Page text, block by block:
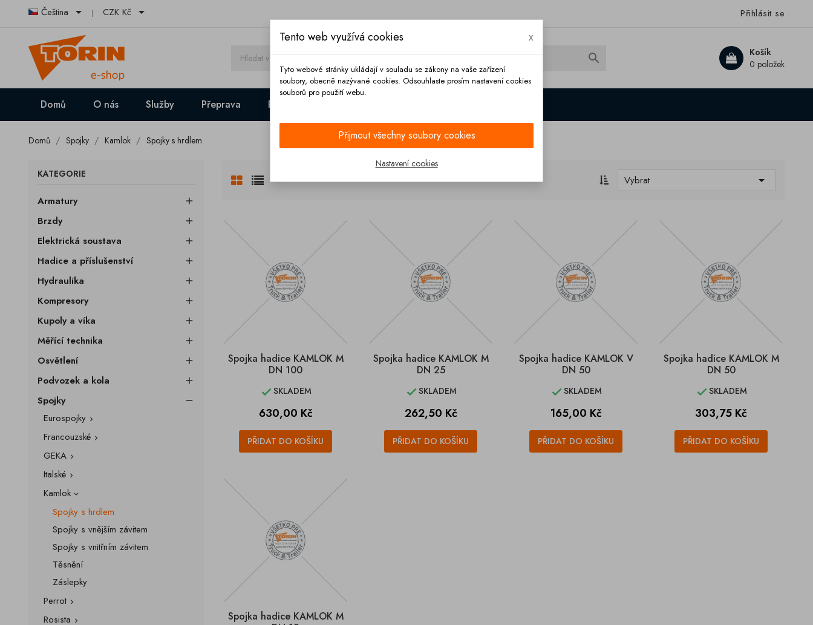
Čeština  CZK Kč  Přihlásit se
Košík
0 položek

Domů O nás Služby Přeprava Platba
Domů Spojky Kamlok Spojky s hrdlem
KATEGORIE
Armatury 
Brzdy 
Elektrická soustava 
Hadice a příslušenství 
Hydraulika 
Kompresory 
Kupoly a víka 
Měřící technika 
Osvětlení 
Podvozek a kola 
Spojky 
Eurospojky 
Francouzské 
GEKA 
Italské 
Kamlok 
Spojky s hrdlem
Spojky s vnějším závitem
Spojky s vnitřním závitem
Těsnění
Záslepky
Perrot 
Rosista 
Vybrat 
Spojka hadice KAMLOK M
DN 100
SKLADEM
Cena
630,00 Kč
PŘIDAT DO KOŠÍKU
Spojka hadice KAMLOK M
DN 25
SKLADEM
Cena
262,50 Kč
PŘIDAT DO KOŠÍKU
Spojka hadice KAMLOK V
DN 50
SKLADEM
Cena
165,00 Kč
PŘIDAT DO KOŠÍKU
Spojka hadice KAMLOK M
DN 50
SKLADEM
Cena
303,75 Kč
PŘIDAT DO KOŠÍKU
Spojka hadice KAMLOK M
Tento web využívá cookies x
Tyto webové stránky ukládají v souladu se zákony na vaše zařízení
soubory, obecně nazývané cookies. Odsouhlaste prosím nastavení cookies
souborů pro použití webu.
Přijmout všechny soubory cookies
Nastavení cookies